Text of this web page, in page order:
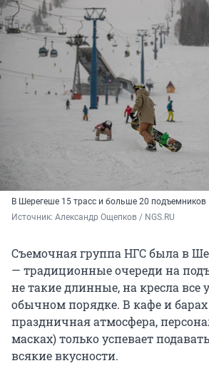
В Шерегеше 15 трасс и больше 20 подъемников
Источник: Александр Ощепков / NGS.RU
Съемочная группа НГС была в
— традиционные очереди на
не такие длинные, на кресла все
обычном порядке. В кафе и
праздничная атмосфера,
масках) только успевает
всякие вкусности.